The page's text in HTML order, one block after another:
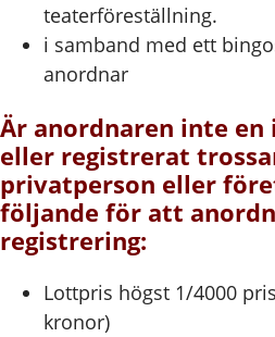
teaterföreställning.
i samband med ett
anordnar
Är anordnaren inte
eller registrerat
privatperson eller
följande för att
registrering:
Lottpris högst 1/4000
kronor)